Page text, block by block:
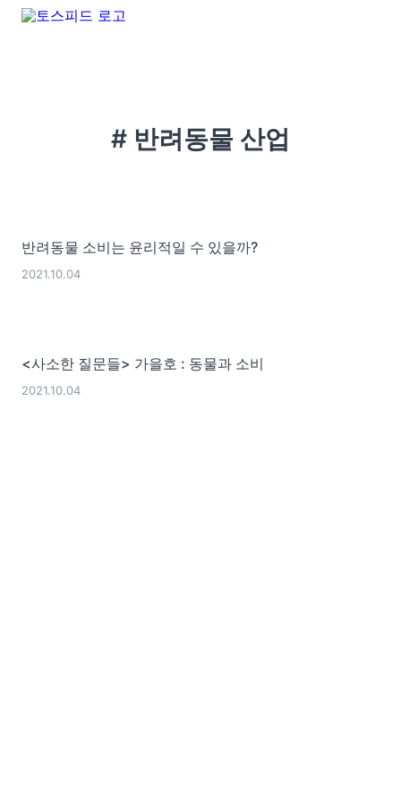
# 반려동물 산업
반려동물 소비는 윤리적일 수 있을까?
2021.10.04
<사소한 질문들> 가을호 : 동물과 소비
2021.10.04